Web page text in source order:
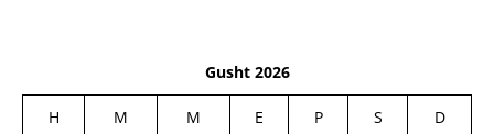
Gusht 2026
H M M E P S D